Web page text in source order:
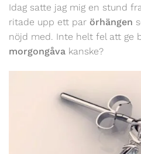
Idag satte jag mig en stund
ritade upp ett par örhängen
nöjd med. Inte helt fel att ge
morgongåva kanske?